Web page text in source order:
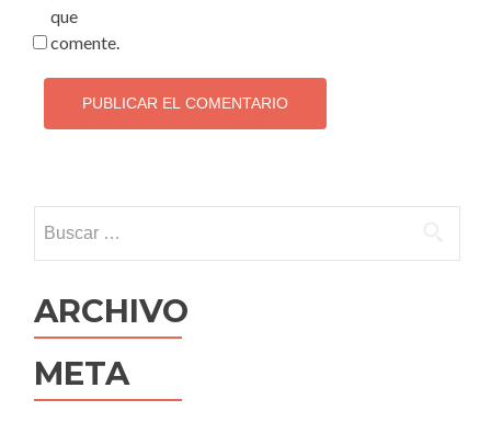
que
comente.
ARCHIVO
META